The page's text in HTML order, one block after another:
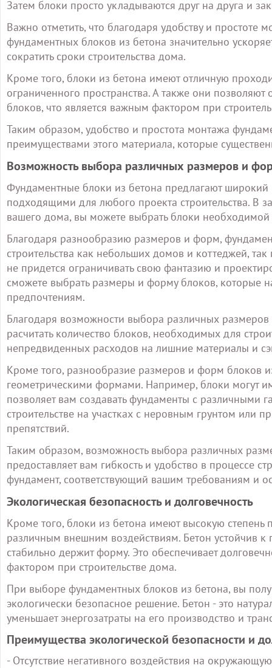
Затем блоки просто укладываются друг на друга и
Важно отметить, что благодаря удобству и простоте
фундаментных блоков из бетона значительно
сократить сроки строительства дома.
Кроме того, блоки из бетона имеют отличную
ограниченного пространства. А также они
блоков, что является важным фактором при
Таким образом, удобство и простота монтажа
преимуществами этого материала, которые
Возможность выбора различных размеров и
Фундаментные блоки из бетона предлагают
подходящими для любого проекта строительства. В
вашего дома, вы можете выбрать блоки
Благодаря разнообразию размеров и форм,
строительства как небольших домов и коттеджей,
не придется ограничивать свою фантазию и
сможете выбрать размеры и форму блоков, которые
предпочтениям.
Благодаря возможности выбора различных
расчитать количество блоков, необходимых для
непредвиденных расходов на лишние материалы и
Кроме того, разнообразие размеров и форм блоков
геометрическими формами. Например, блоки могут
позволяет вам создавать фундаменты с различными
строительстве на участках с неровным грунтом или
препятствий.
Таким образом, возможность выбора различных
предоставляет вам гибкость и удобство в процессе
фундамент, соответствующий вашим требованиям и
Экологическая безопасность и долговечность
Кроме того, блоки из бетона имеют высокую степень
различным внешним воздействиям. Бетон устойчив
стабильно держит форму. Это обеспечивает
фактором при строительстве дома.
При выборе фундаментных блоков из бетона, вы
экологически безопасное решение. Бетон - это
уменьшает энергозатраты на его производство и
Преимущества экологической безопасности и
- Отсутствие негативного воздействия на